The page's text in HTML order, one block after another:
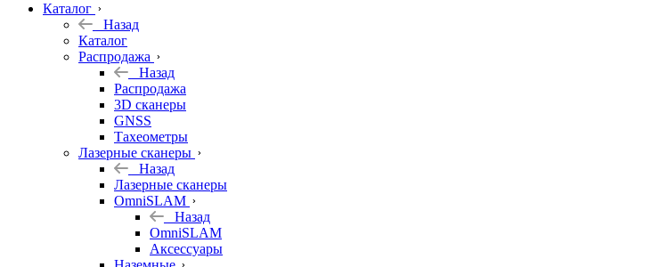
Каталог
Назад
Каталог
Распродажа
Назад
Распродажа
3D сканеры
GNSS
Тахеометры
Лазерные сканеры
Назад
Лазерные сканеры
OmniSLAM
Назад
OmniSLAM
Аксессуары